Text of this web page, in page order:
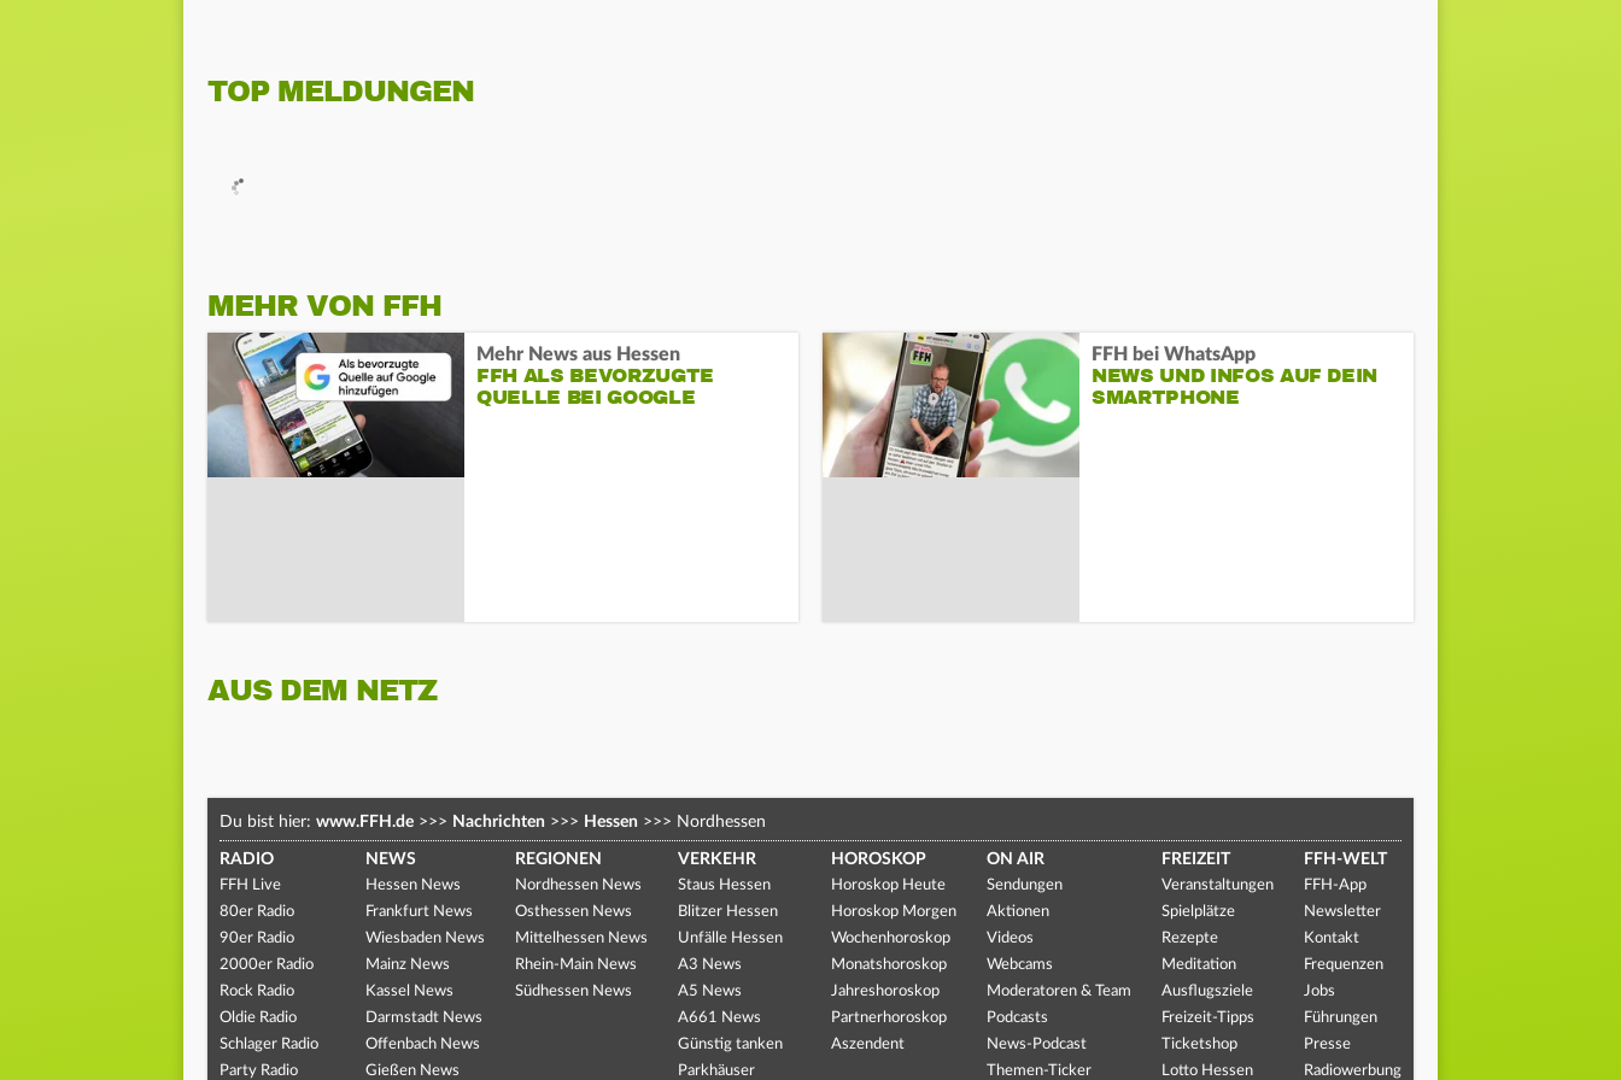
TOP MELDUNGEN
MEHR VON FFH
Mehr News aus Hessen
FFH ALS BEVORZUGTE
QUELLE BEI GOOGLE
FFH bei WhatsApp
NEWS UND INFOS AUF DEIN
SMARTPHONE
AUS DEM NETZ
Du bist hier: www.FFH.de >>> Nachrichten >>> Hessen >>> Nordhessen
RADIO
FFH Live
80er Radio
90er Radio
2000er Radio
Rock Radio
Oldie Radio
Schlager Radio
Party Radio
NEWS
Hessen News
Frankfurt News
Wiesbaden News
Mainz News
Kassel News
Darmstadt News
Offenbach News
Gießen News
REGIONEN
Nordhessen News
Osthessen News
Mittelhessen News
Rhein-Main News
Südhessen News
VERKEHR
Staus Hessen
Blitzer Hessen
Unfälle Hessen
A3 News
A5 News
A661 News
Günstig tanken
Parkhäuser
HOROSKOP
Horoskop Heute
Horoskop Morgen
Wochenhoroskop
Monatshoroskop
Jahreshoroskop
Partnerhoroskop
Aszendent
ON AIR
Sendungen
Aktionen
Videos
Webcams
Moderatoren & Team
Podcasts
News-Podcast
Themen-Ticker
FREIZEIT
Veranstaltungen
Spielplätze
Rezepte
Meditation
Ausflugsziele
Freizeit-Tipps
Ticketshop
Lotto Hessen
FFH-WELT
FFH-App
Newsletter
Kontakt
Frequenzen
Jobs
Führungen
Presse
Radiowerbung